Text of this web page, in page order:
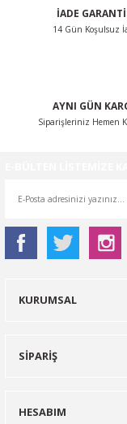
Bu ürüne benzer
İADE
14 Gün Koşulsuz
AYNI GÜN
Siparişleriniz Hemen
KURUMSAL
SİPARİŞ
HESABIM